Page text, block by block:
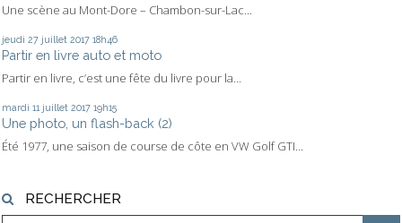
Une scène au Mont-Dore – Chambon-sur-Lac...
jeudi 27 juillet 2017 18h46
Partir en livre auto et moto
Partir en livre, c’est une fête du livre pour la...
mardi 11 juillet 2017 19h15
Une photo, un flash-back (2)
Été 1977, une saison de course de côte en VW Golf GTI...
RECHERCHER